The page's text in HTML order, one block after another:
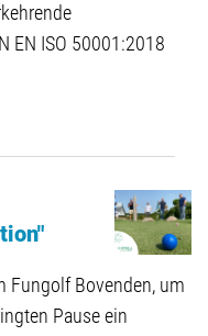
EN ISO 50001:2018
Fungolf Bovenden, um
Pause ein